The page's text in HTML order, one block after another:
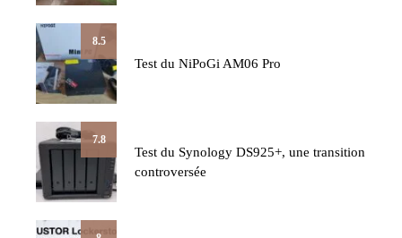
8.5
Test du NiPoGi AM06 Pro
7.8
Test du Synology DS925+, une transition
controversée